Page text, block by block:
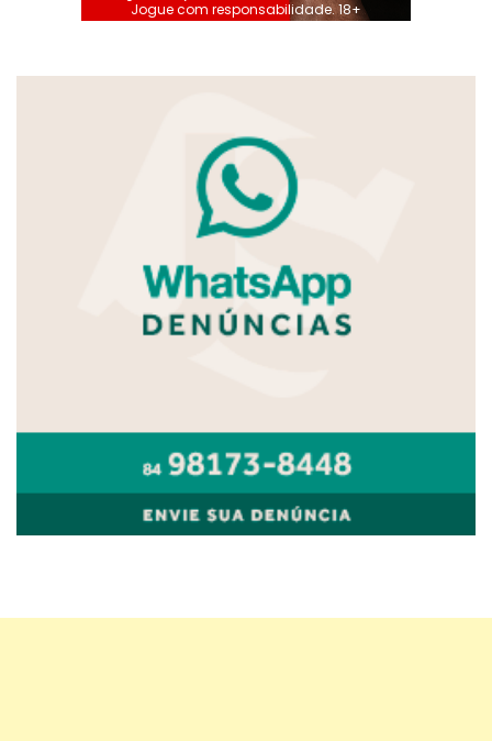
Jogue com responsabilidade. 18+